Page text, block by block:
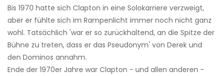
Bis 1970 hatte sich Clapton in eine Solokarriere verzweigt,
aber er fühlte sich im Rampenlicht immer noch nicht ganz
wohl. Tatsächlich 'war er so zurückhaltend, an die Spitze der
Bühne zu treten, dass er das Pseudonym' von Derek und
den Dominos annahm.
Ende der 1970er Jahre war Clapton - und allen anderen -